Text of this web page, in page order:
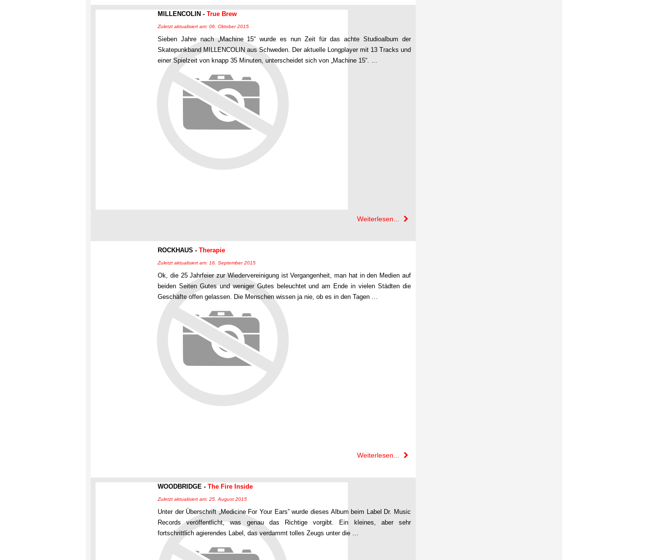
MILLENCOLIN - True Brew
Zuletzt aktualisiert am: 06. Oktober 2015
Sieben Jahre nach „Machine 15“ wurde es nun Zeit für das achte Studioalbum der
Skatepunkband MILLENCOLIN aus Schweden. Der aktuelle Longplayer mit 13 Tracks und
einer Spielzeit von knapp 35 Minuten, unterscheidet sich von „Machine 15“. …
Weiterlesen...
ROCKHAUS - Therapie
Zuletzt aktualisiert am: 16. September 2015
Ok, die 25 Jahrfeier zur Wiedervereinigung ist Vergangenheit, man hat in den Medien auf
beiden Seiten Gutes und weniger Gutes beleuchtet und am Ende in vielen Städten die
Geschäfte offen gelassen. Die Menschen wissen ja nie, ob es in den Tagen …
Weiterlesen...
WOODBRIDGE - The Fire Inside
Zuletzt aktualisiert am: 25. August 2015
Unter der Überschrift „Medicine For Your Ears” wurde dieses Album beim Label Dr. Music
Records veröffentlicht, was genau das Richtige vorgibt. Ein kleines, aber sehr
fortschrittlich agierendes Label, das verdammt tolles Zeugs unter die …